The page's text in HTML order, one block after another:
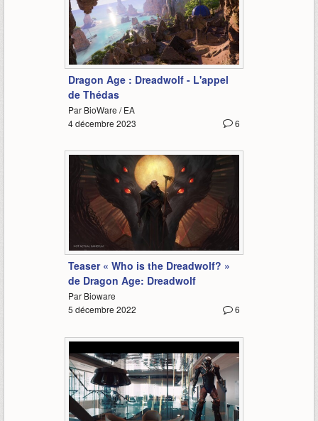
0:48
Dragon Age : Dreadwolf - L'appel
de Thédas
Par BioWare / EA
6
4 décembre 2023
Teaser « Who is the Dreadwolf? »
de Dragon Age: Dreadwolf
Par Bioware
6
5 décembre 2022